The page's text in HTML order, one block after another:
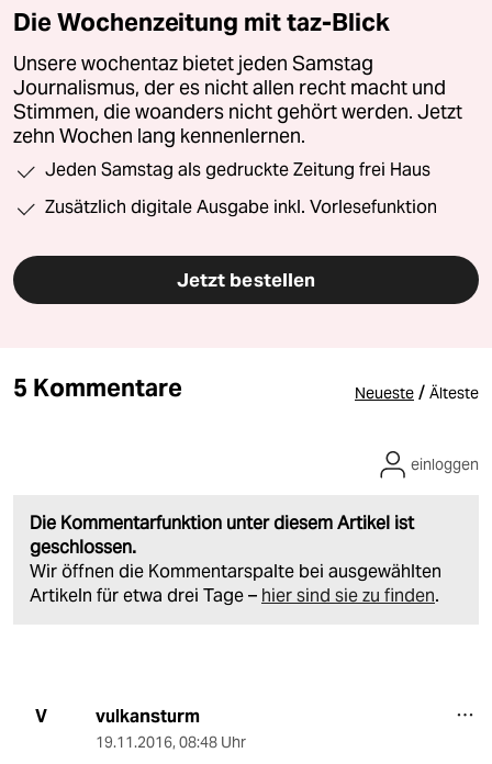
Die Wochenzeitung mit taz-Blick
Unsere wochentaz bietet jeden Samstag
Journalismus, der es nicht allen recht macht und
Stimmen, die woanders nicht gehört werden. Jetzt
zehn Wochen lang kennenlernen.
Jeden Samstag als gedruckte Zeitung frei Haus
Zusätzlich digitale Ausgabe inkl. Vorlesefunktion
Jetzt bestellen
5 Kommentare Neueste / Älteste
Die Kommentarfunktion unter diesem Artikel ist
geschlossen.
Wir öffnen die Kommentarspalte bei ausgewählten
Artikeln für etwa drei Tage – hier sind sie zu finden.
einloggen
V vulkansturm
19.11.2016, 08:48 Uhr